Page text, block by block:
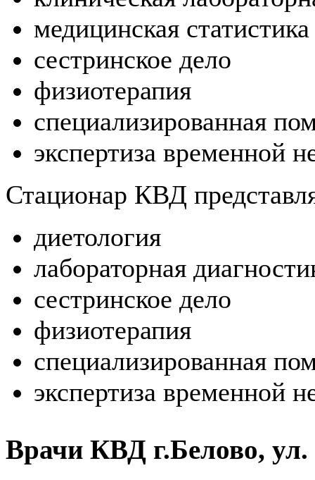
медицинская статистика
сестринское дело
физиотерапия
специализированная
экспертиза временной
Стационар КВД
диетология
лабораторная
сестринское дело
физиотерапия
специализированная
экспертиза временной
Врачи КВД г.Белово,